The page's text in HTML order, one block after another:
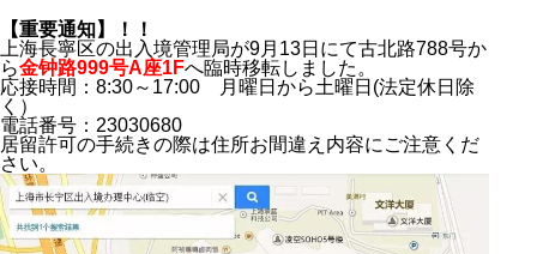
【重要通知】！！
上海長寧区の出入境管理局が9月13日にて古北路788号か
ら金钟路999号A座1Fへ臨時移転しました。
応接時間：8:30～17:00 月曜日から土曜日(法定休日除
く）
電話番号：23030680
居留許可の手続きの際は住所お間違え内容にご注意くだ
さい。